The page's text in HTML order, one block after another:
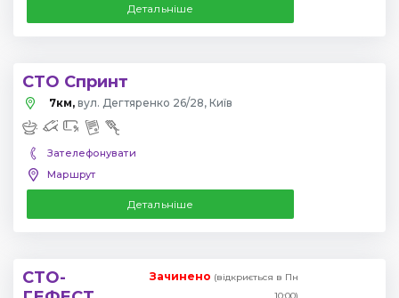
Детальніше
СТО Спринт
7км, вул. Дегтяренко 26/28, Київ
Зателефонувати
Маршрут
Детальніше
СТО-
Зачинено (відкриється в Пн